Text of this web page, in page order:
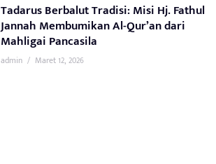
Tadarus Berbalut Tradisi: Misi Hj. Fathul
Jannah Membumikan Al-Qur’an dari
Mahligai Pancasila
admin / Maret 12, 2026